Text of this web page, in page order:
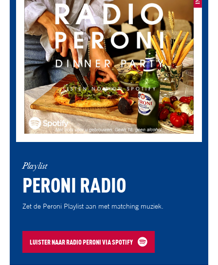
Playlist
PERONI RADIO
Zet de Peroni Playlist aan met matching muziek.
LUISTER NAAR RADIO PERONI VIA SPOTIFY